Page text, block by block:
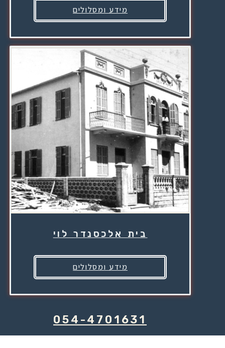
מידע ומסלולים
בית אלכסנדר לוי
מידע ומסלולים
054-4701631